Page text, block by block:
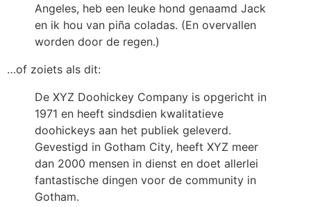
Angeles, heb een leuke hond genaamd Jack
en ik hou van piña coladas. (En overvallen
worden door de regen.)
…of zoiets als dit:
De XYZ Doohickey Company is opgericht in
1971 en heeft sindsdien kwalitatieve
doohickeys aan het publiek geleverd.
Gevestigd in Gotham City, heeft XYZ meer
dan 2000 mensen in dienst en doet allerlei
fantastische dingen voor de community in
Gotham.